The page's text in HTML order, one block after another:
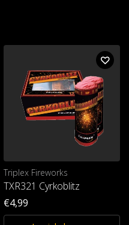
Triplex Fireworks
TXR321 Cyrkoblitz
€4,99